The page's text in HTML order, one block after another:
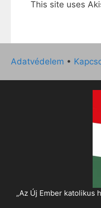
This site uses
Adatvédelem •
„Az Új Ember katolikus